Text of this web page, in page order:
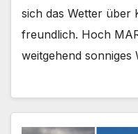
sich das Wetter über
freundlich. Hoch
weitgehend sonniges